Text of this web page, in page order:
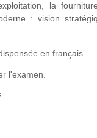
la
: vision
en français.
l'examen.